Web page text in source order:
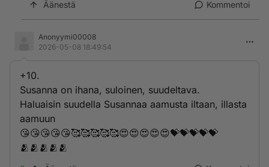
Äänestä Kommentoi
Anonyymi00008
2026-05-08 18:49:54
+10.
Susanna on ihana, suloinen, suudeltava.
Haluaisin suudella Susannaa aamusta iltaan, illasta
aamuun
😘😘😘😘😘🥰🥰🥰🥰🥰😍😍😍😍😍💝💝💝💝💝
🫂🫂🫂🫂🫂